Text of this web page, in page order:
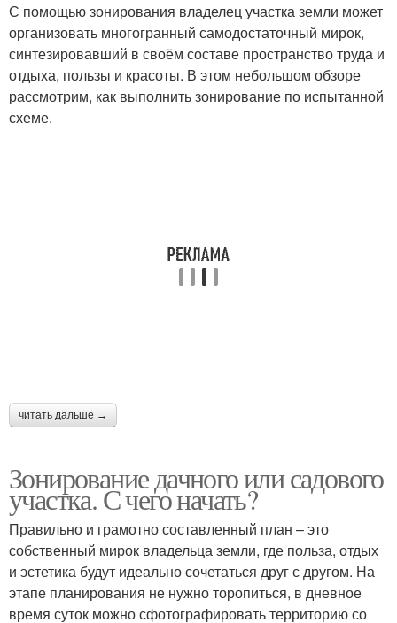
С помощью зонирования владелец участка земли может
организовать многогранный самодостаточный мирок,
синтезировавший в своём составе пространство труда и
отдыха, пользы и красоты. В этом небольшом обзоре
рассмотрим, как выполнить зонирование по испытанной
схеме.
читать дальше →
Зонирование дачного или садового
участка. С чего начать?
Правильно и грамотно составленный план – это
собственный мирок владельца земли, где польза, отдых
и эстетика будут идеально сочетаться друг с другом. На
этапе планирования не нужно торопиться, в дневное
время суток можно сфотографировать территорию со